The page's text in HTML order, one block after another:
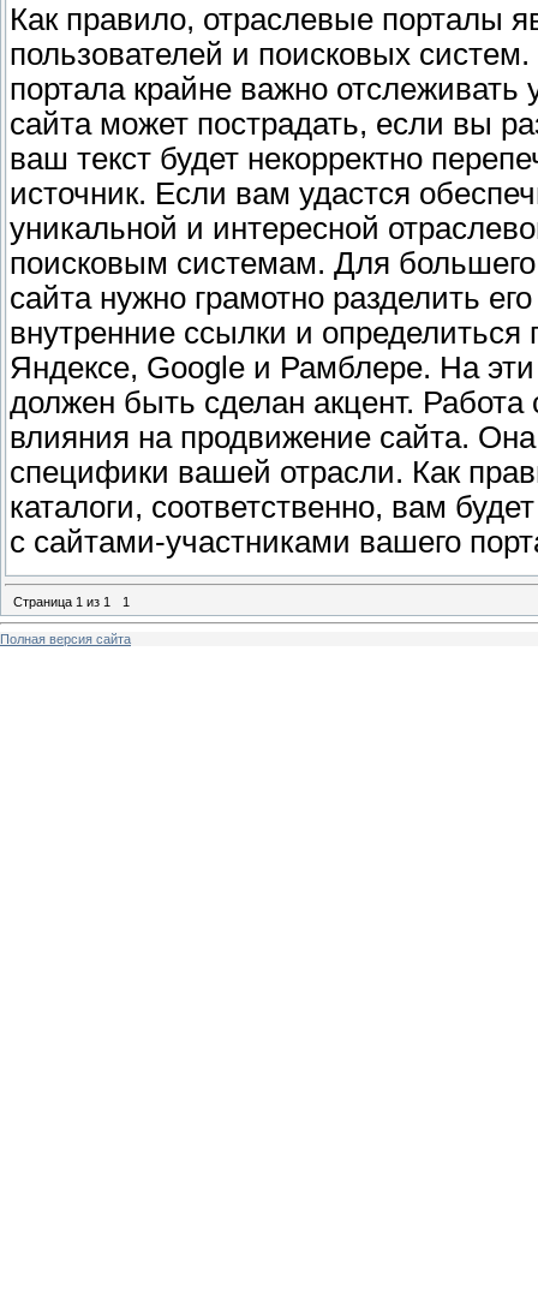
Как правило, отраслевые порталы
пользователей и поисковых
портала крайне важно
сайта может пострадать, если вы
ваш текст будет некорректно
источник. Если вам удастся
уникальной и интересной
поисковым системам. Для
сайта нужно грамотно разделить
внутренние ссылки и
Яндексе, Google и Рамблере. На эти
должен быть сделан акцент.
влияния на продвижение сайта.
специфики вашей отрасли. Как
каталоги, соответственно, вам
с сайтами-участниками вашего
Страница 1 из 1 1
Полная версия сайта